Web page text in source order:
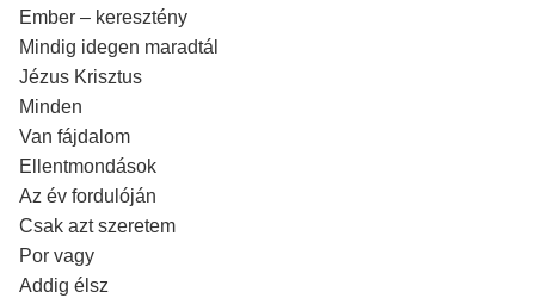
Ember – keresztény
Mindig idegen maradtál
Jézus Krisztus
Minden
Van fájdalom
Ellentmondások
Az év fordulóján
Csak azt szeretem
Por vagy
Addig élsz